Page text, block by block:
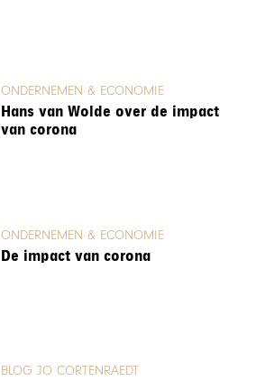
ONDERNEMEN & ECONOMIE
Hans van Wolde over de impact
van corona
ONDERNEMEN & ECONOMIE
De impact van corona
BLOG JO CORTENRAEDT